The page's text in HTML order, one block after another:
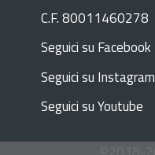
C.F. 80011460278
Seguici su Facebook
Seguici su Instagram
Seguici su Youtube